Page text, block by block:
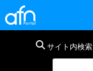
サイト内検索